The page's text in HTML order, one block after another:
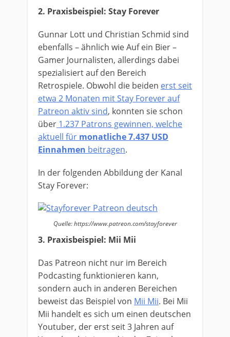
2. Praxisbeispiel: Stay Forever
Gunnar Lott und Christian Schmid sind
ebenfalls – ähnlich wie Auf ein Bier –
Gamer Journalisten, allerdings dabei
spezialisiert auf den Bereich
Retrospiele. Obwohl die beiden erst seit
etwa 2 Monaten mit Stay Forever auf
Patreon aktiv sind, konnten sie schon
über 1.237 Patrons gewinnen, welche
aktuell für monatliche 7.437 USD
Einnahmen beitragen.
In der folgenden Abbildung der Kanal
Stay Forever:
Quelle: https://www.patreon.com/stayforever
3. Praxisbeispiel: Mii Mii
Das Patreon nicht nur im Bereich
Podcasting funktionieren kann,
sondern auch in anderen Bereichen
beweist das Beispiel von Mii Mii. Bei Mii
Mii handelt es sich um einen deutschen
Youtuber, der erst seit 3 Jahren auf